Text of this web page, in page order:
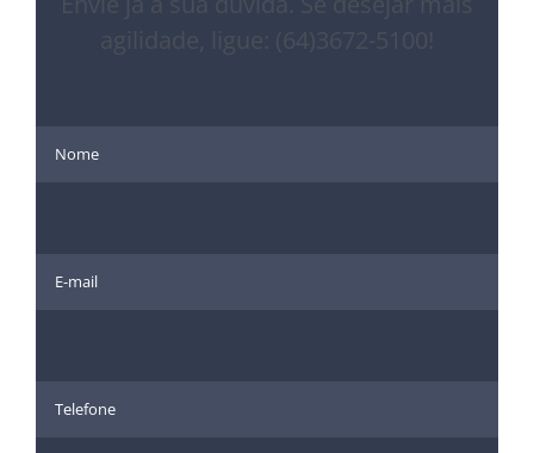
agilidade, ligue: (64)3672-5100!